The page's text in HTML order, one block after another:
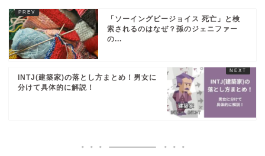
「ソーイングビージョイス 死亡」と検
索されるのはなぜ？孫のジェニファー
の...
INTJ(建築家)の落とし方まとめ！男女に
分けて具体的に解説！